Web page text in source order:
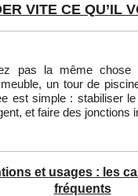
VITE CE QU’IL
pas la même chose
un tour de
est simple : stabiliser
et faire des jonctions
et usages : les
fréquents